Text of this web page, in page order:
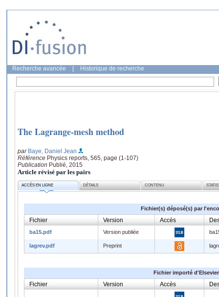
Recherche avancée Historique de recherche
The Lagrange-mesh method
par Baye, Daniel Jean
Référence Physics reports, 565, page (1-107)
Publication Publié, 2015
Article révisé par les pairs
ACCÈS EN LIGNE DÉTAILS CONTENU
Fichier(s) déposé(s) par
Fichier Version Accès
ba15.pdf Version publiée
lagrev.pdf Preprint
Fichier importé d'Elsevier
Fichier Version Accès